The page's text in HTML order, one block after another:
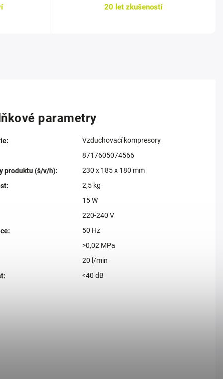
20 let zkušeností
parametry
:
Vzduchovací kompresory
8717605074566
produktu (š/v/h):
230 x 185 x 180 mm
:
2,5 kg
15 W
220-240 V
:
50 Hz
>0,02 MPa
20 l/min
: <40 dB